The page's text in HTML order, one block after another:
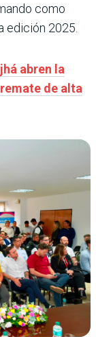
como
edición 2025.
abren la
de alta